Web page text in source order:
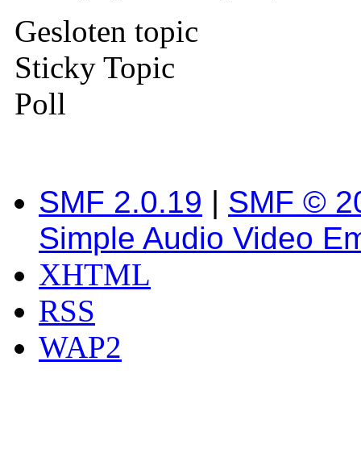
Gesloten topic
Sticky Topic
Poll
SMF 2.0.19 | SMF ©
Simple Audio Video
XHTML
RSS
WAP2